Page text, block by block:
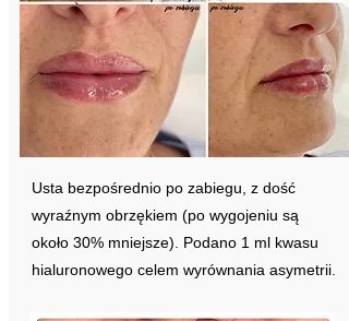
Usta bezpośrednio po zabiegu, z dość
wyraźnym obrzękiem (po wygojeniu są
około 30% mniejsze). Podano 1 ml kwasu
hialuronowego celem wyrównania asymetrii.